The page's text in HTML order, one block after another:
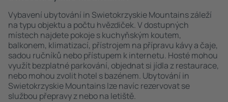
Vybavení ubytování in Swietokrzyskie Mountains záleží
na typu objektu a počtu hvězdiček. V dostupných
místech najdete pokoje s kuchyňským koutem,
balkonem, klimatizací, přístrojem na přípravu kávy a čaje,
sadou ručníků nebo přístupem k internetu. Hosté mohou
využít bezplatné parkování, objednat si jídla z restaurace,
nebo mohou zvolit hotel s bazénem. Ubytování in
Swietokrzyskie Mountains lze navíc rezervovat se
službou přepravy z nebo na letiště.